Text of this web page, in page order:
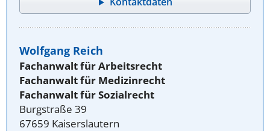
Wolfgang Reich
Fachanwalt für Arbeitsrecht
Fachanwalt für Medizinrecht
Fachanwalt für Sozialrecht
Burgstraße 39
67659 Kaiserslautern